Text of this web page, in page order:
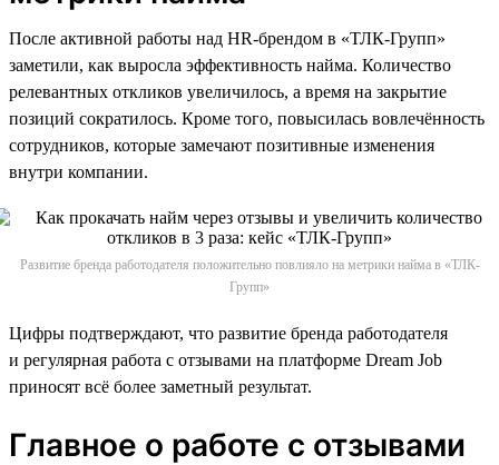
После активной работы над HR-брендом в «ТЛК-Групп»
заметили, как выросла эффективность найма. Количество
релевантных откликов увеличилось, а время на закрытие
позиций сократилось. Кроме того, повысилась вовлечённость
сотрудников, которые замечают позитивные изменения
внутри компании.
Развитие бренда работодателя положительно повлияло на метрики найма в «ТЛК-
Групп»
Цифры подтверждают, что развитие бренда работодателя
и регулярная работа с отзывами на платформе Dream Job
приносят всё более заметный результат.
Главное о работе с отзывами